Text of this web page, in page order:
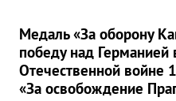
Медаль «За оборону
победу над Германией
Отечественной войне
«За освобождение